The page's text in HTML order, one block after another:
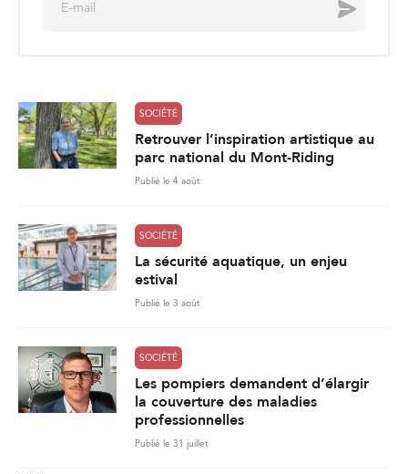
Envoyer
SOCIÉTÉ
Retrouver l’inspiration artistique au
parc national du Mont-Riding
Publié le 4 août
SOCIÉTÉ
La sécurité aquatique, un enjeu
estival
Publié le 3 août
SOCIÉTÉ
Les pompiers demandent d’élargir
la couverture des maladies
professionnelles
Publié le 31 juillet